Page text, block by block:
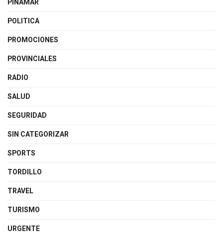
PINAMAR
POLITICA
PROMOCIONES
PROVINCIALES
RADIO
SALUD
SEGURIDAD
SIN CATEGORIZAR
SPORTS
TORDILLO
TRAVEL
TURISMO
URGENTE